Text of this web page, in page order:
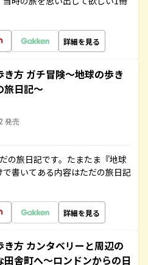
詳細を見る
き方 ガチ冒険～地球の歩き
旅日記～
発売
の旅日記です。たまたま『地球
書いてある内容はただの旅日記
詳細を見る
き方 カンタベリーと周辺の
田舎町へ～ロンドンからの日